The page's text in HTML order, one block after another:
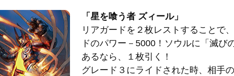
「星を喰う者 ズィール」
リアガードを２枚レストすることで
ドのパワー－5000！ソウルに「滅び
あるなら、１枚引く！
グレード３にライドされた時、相手